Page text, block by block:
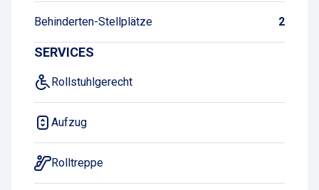
Behinderten-Stellplätze 2
SERVICES
Rollstuhlgerecht
Aufzug
Rolltreppe